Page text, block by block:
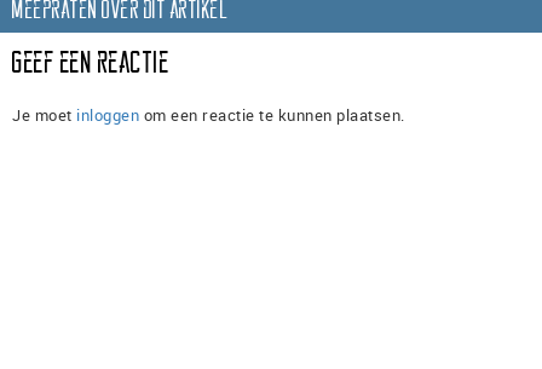
Meepraten over dit artikel
Geef een reactie
Je moet inloggen om een reactie te kunnen plaatsen.